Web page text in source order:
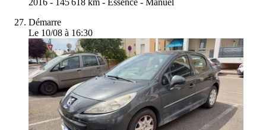
Démarre
Le 10/08 à 16:30